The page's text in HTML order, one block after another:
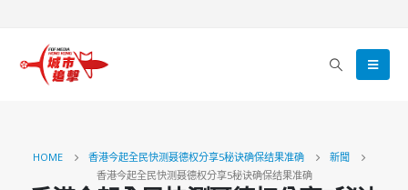
HOME 香港今起全民快测聂德权分享5秘诀确保结果准确
新聞
香港今起全民快测聂德权分享5秘诀确保结果准确